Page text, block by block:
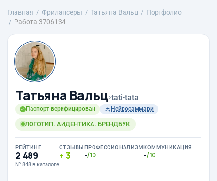
Главная Фрилансеры Татьяна Вальц
Портфолио
Работа 3706134
Татьяна Вальц›tati-tata
Паспорт верифицирован Нейросаммари
ЛОГОТИП. АЙДЕНТИКА. БРЕНДБУК
РЕЙТИНГ
2 489
№ 848 в каталоге
ОТЗЫВЫ
3
ПРОФЕССИОНАЛИЗМ
-/10
КОММУНИКАЦИЯ
-/10